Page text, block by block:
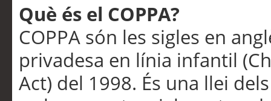
Què és el COPPA?
COPPA són les sigles en
privadesa en línia infantil
Act) del 1998. És una llei